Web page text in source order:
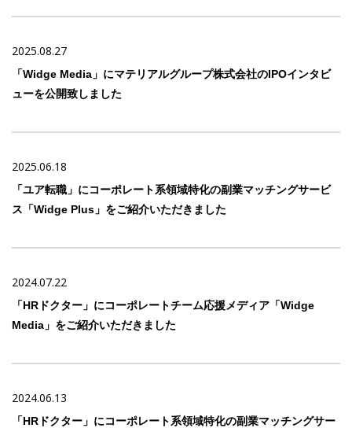
2025.08.27
「Widge Media」にマテリアルグループ株式会社のIPOインタビ
ューを公開致しました
2025.06.18
「ユア転職」にコーポレート系領域特化の副業マッチングサービ
ス「Widge Plus」をご紹介いただきました
2024.07.22
「HRドクター」にコーポレートチーム応援メディア「Widge
Media」をご紹介いただきました
2024.06.13
「HRドクター」にコーポレート系領域特化の副業マッチングサー